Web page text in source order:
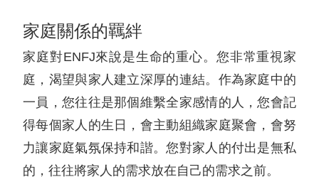
家庭關係的羈絆
家庭對ENFJ來說是生命的重心。您非常重視家
庭，渴望與家人建立深厚的連結。作為家庭中的
一員，您往往是那個維繫全家感情的人，您會記
得每個家人的生日，會主動組織家庭聚會，會努
力讓家庭氣氛保持和諧。您對家人的付出是無私
的，往往將家人的需求放在自己的需求之前。